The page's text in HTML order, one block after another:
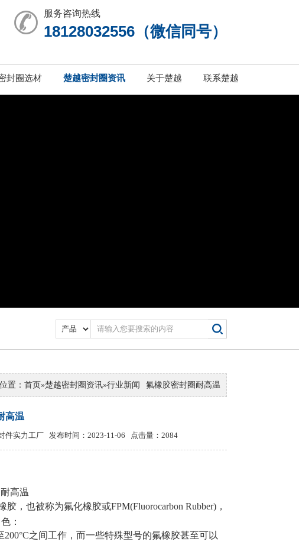
服务咨询热线
18128032556（微信同号）
封圈选材 楚越密封圈资讯 关于楚越 联系楚越
置： 首页»楚越密封圈资讯»行业新闻 氟橡胶密封圈耐高温
高温
件实力工厂 发布时间：2023-11-06 点击量：2084
，也被称为氟化橡胶或FPM(Fluorocarbon Rubber)，
：
之间工作，而一些特殊型号的氟橡胶甚至可以